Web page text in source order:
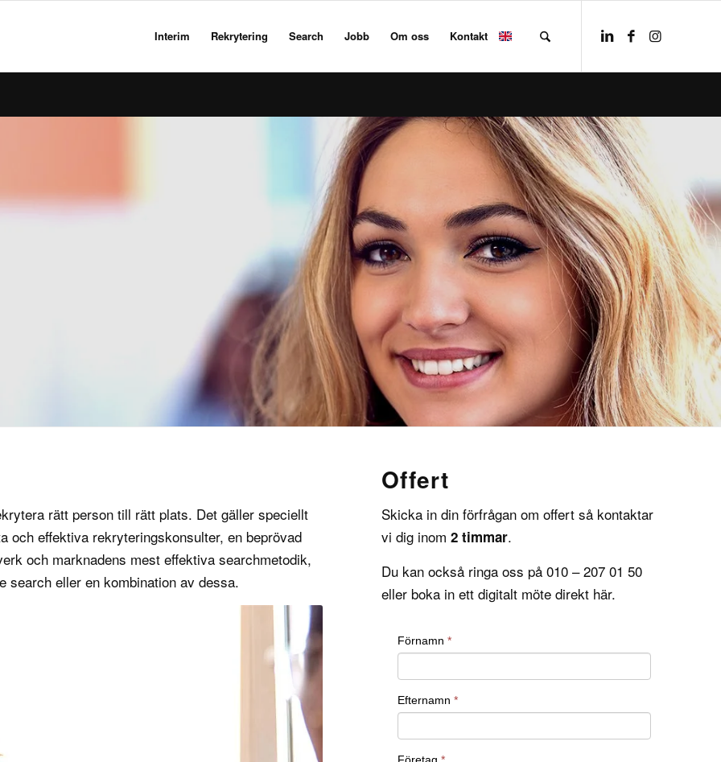
Interim Rekrytering Search Jobb Om oss Kontakt
rätt person till rätt plats. Det gäller speciellt
och effektiva rekryteringskonsulter, en beprövad
och marknadens mest effektiva searchmetodik,
search eller en kombination av dessa.
Offert
Skicka in din förfrågan om offert så kontaktar
vi dig inom2 timmar.
Du kan också ringa oss på 010 – 207 01 50
eller boka in ett digitalt möte direkt här.